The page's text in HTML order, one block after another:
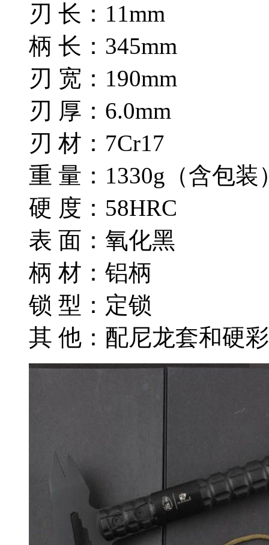
刃 长：11mm
柄 长：345mm
刃 宽：190mm
刃 厚：6.0mm
刃 材：7Cr17
重 量：1330g（含包装
硬 度：58HRC
表 面：氧化黑
柄 材：铝柄
锁 型：定锁
其 他：配尼龙套和硬